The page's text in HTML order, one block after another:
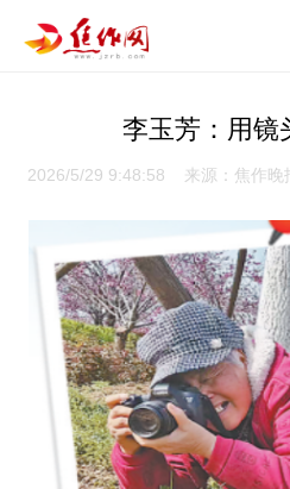
李玉芳：用镜
2026/5/29 9:48:58 来源：焦作晚